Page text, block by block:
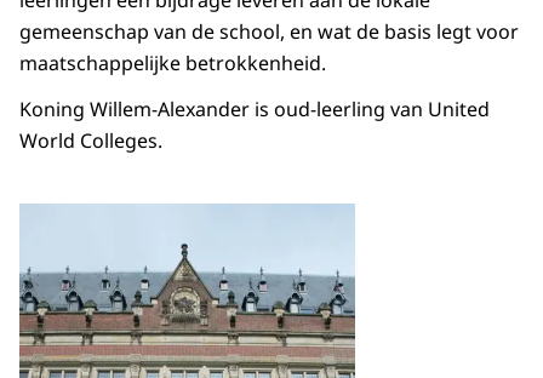
gemeenschap van de school, en wat de basis legt voor
maatschappelijke betrokkenheid.
Koning Willem-Alexander is oud-leerling van United
World Colleges.
Open de galerij in vergrote